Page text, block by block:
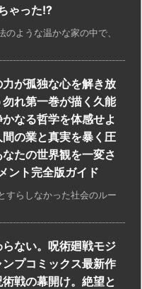
ゃった!?
ような温かな家の中で、
が孤独な心を解き放
れ第一巻が描く久能
なる哲学を体感せよ
の業と真実を暴く圧
たの世界観を一変さ
ント完全版ガイド
すらしなかった社会のルー
ない。呪術廻戦モジ
プコミックス最新作
戦の幕開け。絶望と